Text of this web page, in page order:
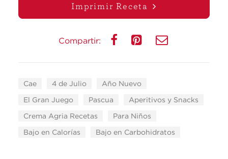
Imprimir Receta
Compartir:
Cae 4 de Julio
Año Nuevo
El Gran Juego
Pascua
Aperitivos y Snacks
Crema Agria Recetas
Para Niños
Bajo en Calorías
Bajo en Carbohidratos